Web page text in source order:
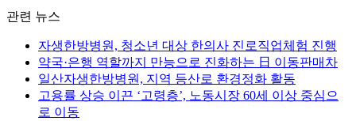
관련 뉴스
자생한방병원, 청소년 대상 한의사 진로직업체험 진행
약국·은행 역할까지 만능으로 진화하는 日 이동판매차
일산자생한방병원, 지역 등산로 환경정화 활동
고용률 상승 이끈 ‘고령층’, 노동시장 60세 이상 중심으
로 이동